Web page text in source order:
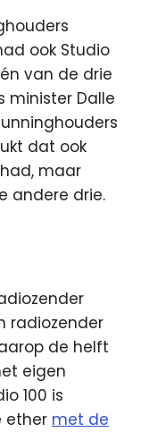
ook Studio
van de drie
minister Dalle
dat ook
maar
andere drie.
radiozender
de helft
eigen
100 is
ether met de